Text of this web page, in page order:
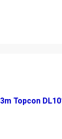
3m Topcon